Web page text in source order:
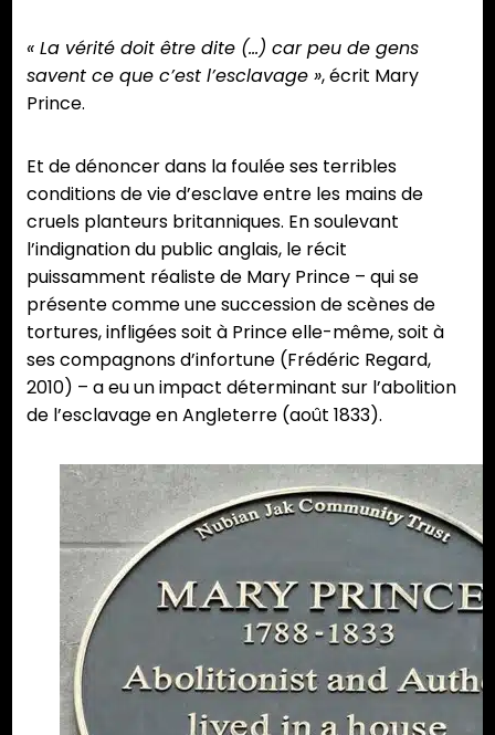
« La vérité doit être dite (…) car peu de gens
savent ce que c’est l’esclavage », écrit Mary
Prince.
Et de dénoncer dans la foulée ses terribles
conditions de vie d’esclave entre les mains de
cruels planteurs britanniques. En soulevant
l’indignation du public anglais, le récit
puissamment réaliste de Mary Prince – qui se
présente comme une succession de scènes de
tortures, infligées soit à Prince elle-même, soit à
ses compagnons d’infortune (Frédéric Regard,
2010) – a eu un impact déterminant sur l’abolition
de l’esclavage en Angleterre (août 1833).